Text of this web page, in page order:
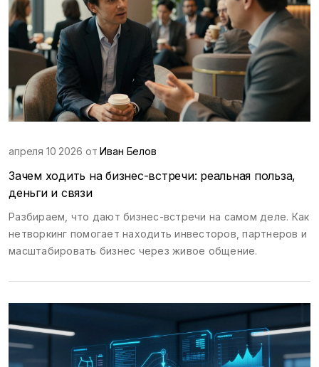
апреля 10 2026 отИван Белов
Зачем ходить на бизнес-встречи: реальная польза,
деньги и связи
Разбираем, что дают бизнес-встречи на самом деле. Как
нетворкинг помогает находить инвесторов, партнеров и
масштабировать бизнес через живое общение.